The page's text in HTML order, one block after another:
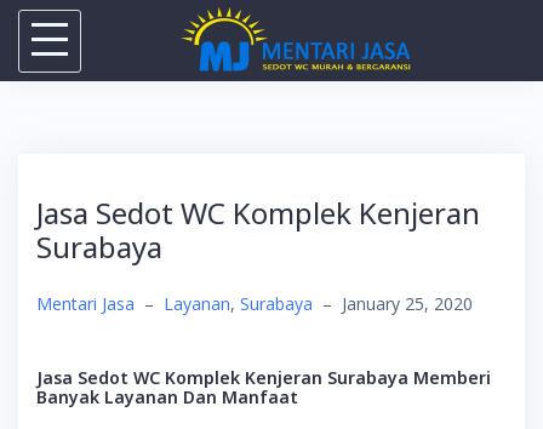
Skip
Jasa Sedot WC Komplek Kenjeran
Surabaya
Mentari Jasa – Layanan, Surabaya – January 25, 2020
Jasa Sedot WC Komplek Kenjeran Surabaya Memberi
Banyak Layanan Dan Manfaat